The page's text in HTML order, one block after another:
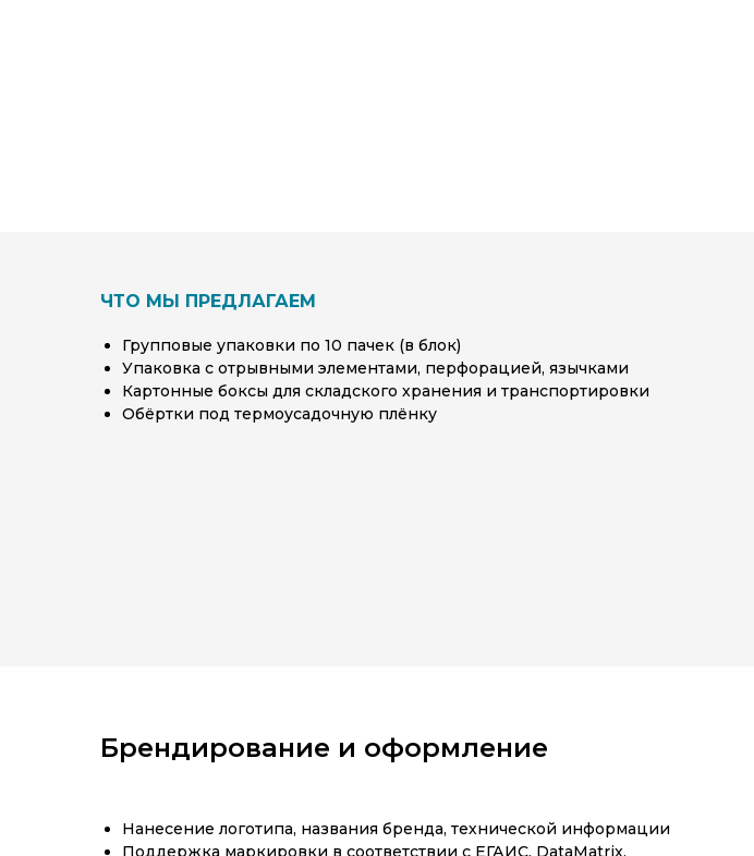
ЧТО МЫ ПРЕДЛАГАЕМ
Групповые упаковки по 10 пачек (в блок)
Упаковка с отрывными элементами, перфорацией, язычками
Картонные боксы для складского хранения и транспортировки
Обёртки под термоусадочную плёнку
Брендирование и оформление
Нанесение логотипа, названия бренда, технической информации
Поддержка маркировки в соответствии с ЕГАИС, DataMatrix,